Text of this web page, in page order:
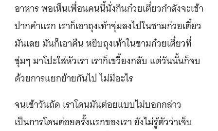
อาหาร พอเห็นเพื่อนคนนี้นั่งกินก๋วยเตี๋ยวกำลังจะเข้า
ปากคำแรก เราก็เอาถุงเท้าจุ่มลงไปในชามก๋วยเตี๋ยว
มันเลย มันก็เอาคืน หยิบถุงเท้าในชามก๋วยเตี๋ยวที่
ชุ่มๆ มาโปะใส่หัวเรา เราก็เขวี้ยงกลับ แต่วันนั้นก็จบ
ด้วยการแยกย้ายกันไป ไม่มีอะไร
จนเช้าวันถัด เราโดนมันต่อยแบบไม่บอกกล่าว
เป็นการโดนต่อยครั้งแรกของเรา ยังไม่รู้ตัวว่าเจ็บ